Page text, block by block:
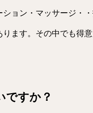
ョン・マッサージ・
ます。その中でも得
ですか？